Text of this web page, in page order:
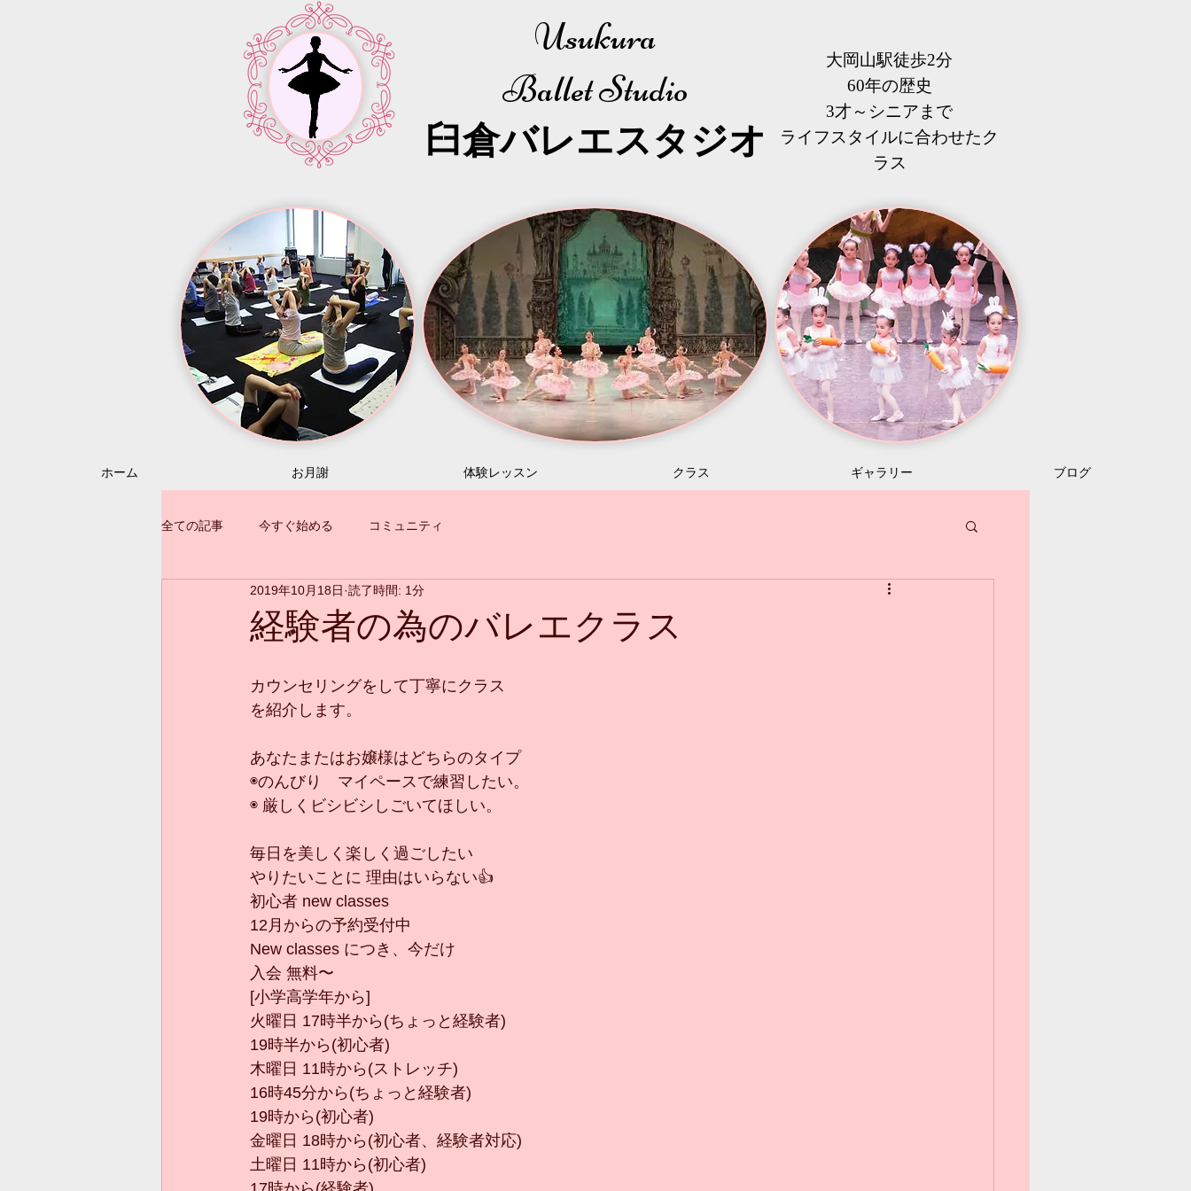
Usukura
Ballet Studio
​臼倉バレエスタジオ
大岡山駅徒歩2分
60年の歴史
3才～シニアまで
​ライフスタイルに合わせたク
ラス
ホーム お月謝 体験レッスン クラス ギャラリー ブログ
全ての記事 今すぐ始める コミュニティ
経験者の為のバレエクラス
2019年10月18日 読了時間: 1分
カウンセリングをして丁寧にクラス
を紹介します。
あなたまたはお嬢様はどちらのタイプ
◉のんびり　マイペースで練習したい。
◉ 厳しくビシビシしごいてほしい。
毎日を美しく楽しく過ごしたい
やりたいことに 理由はいらない👍
初心者 new classes
12月からの予約受付中
New classes につき、今だけ
入会 無料〜
[小学高学年から]
火曜日 17時半から(ちょっと経験者)
19時半から(初心者)
木曜日 11時から(ストレッチ)
16時45分から(ちょっと経験者)
19時から(初心者)
金曜日 18時から(初心者、経験者対応)
土曜日 11時から(初心者)